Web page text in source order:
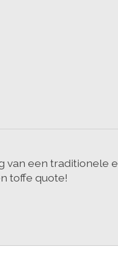
een traditionele
toffe quote!